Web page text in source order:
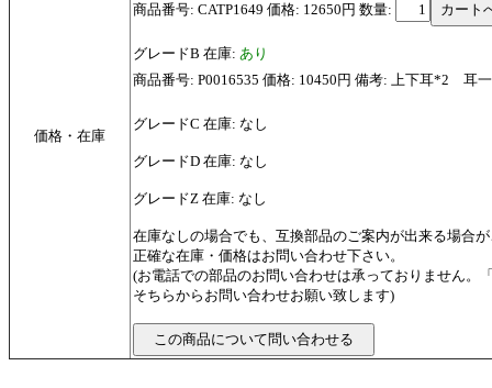
価格・在庫
商品番号: CATP1649 価格: 12650円 数量:
グレードB 在庫: あり
商品番号: P0016535 価格: 10450円 備考: 上下耳*2 耳
グレードC 在庫: なし
グレードD 在庫: なし
グレードZ 在庫: なし
在庫なしの場合でも、互換部品のご案内が出来る場合
正確な在庫・価格はお問い合わせ下さい。
(お電話での部品のお問い合わせは承っておりません。
そちらからお問い合わせお願い致します)